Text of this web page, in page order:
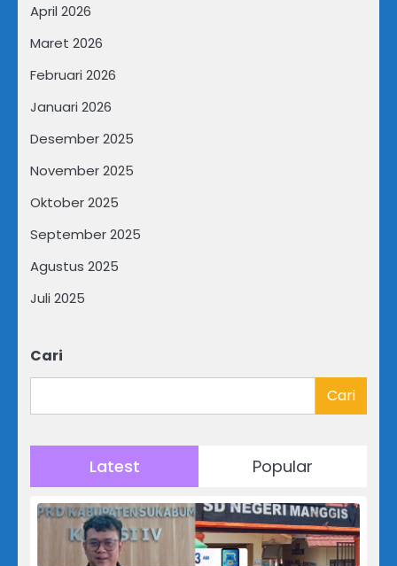
April 2026
Maret 2026
Februari 2026
Januari 2026
Desember 2025
November 2025
Oktober 2025
September 2025
Agustus 2025
Juli 2025
Cari
Cari
Latest Popular